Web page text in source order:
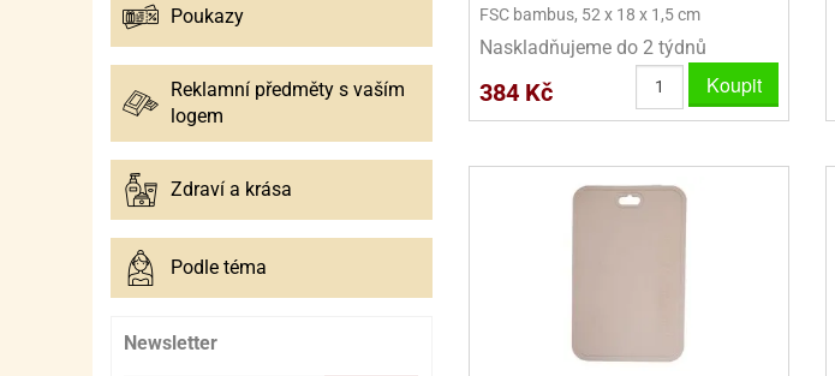
Poukazy
Reklamní předměty s vaším
logem
Zdraví a krása
Podle téma
Newsletter
FSC bambus, 52 x 18 x 1,5 cm
Naskladňujeme do 2 týdnů
384 Kč Koupit